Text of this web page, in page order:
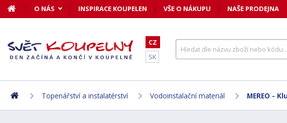
O NÁS INSPIRACE KOUPELEN VŠE O NÁKUPU NAŠE PRODEJNA
CZ
SK
Topenářství a instalatérství Vodoinstalační materiál MEREO -